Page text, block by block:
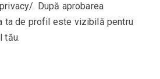
. După aprobarea
ta de profil este vizibilă pentru
tău.